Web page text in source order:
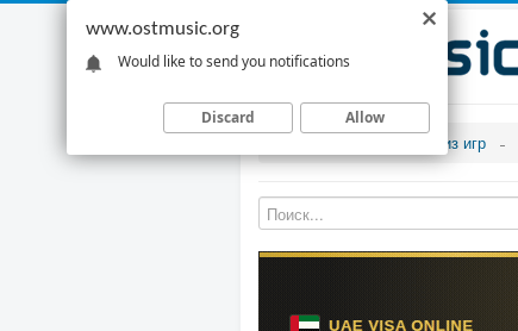
Музыка из игр
www.ostmusic.org
Would like to send you notifications
Discard Allow